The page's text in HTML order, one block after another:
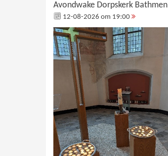
Avondwake Dorpskerk Bathmen
12-08-2026 om 19:00